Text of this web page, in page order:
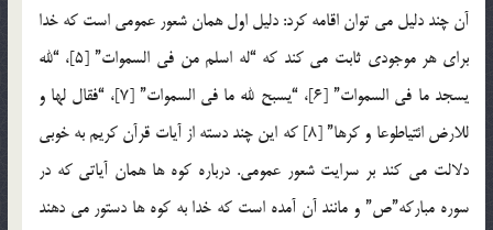
آن چند دلیل می توان اقامه کرد: دلیل اول همان شعور عمومی است که خدا
برای هر موجودی ثابت می کند که “له اسلم من فی السموات” [5]، “لله
یسجد ما فی السموات” [6]، “یسبح لله ما فی السموات” [7]، “فقال لها و
للارض ائتیاطوعا و کرها” [8] که این چند دسته از آیات قرآن کریم به خوبی
دلالت می کند بر سرایت شعور عمومی. درباره کوه ها همان آیاتی که در
سوره مبارکه”ص” و مانند آن آمده است که خدا به کوه ها دستور می دهند